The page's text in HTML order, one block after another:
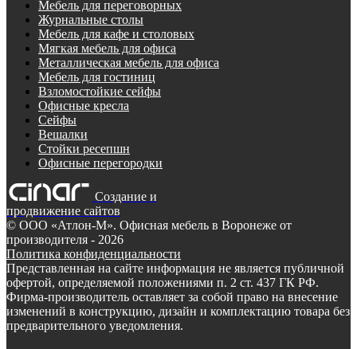
Мебель для переговорных
Журнальные столы
Мебель для кафе и столовых
Мягкая мебель для офиса
Металлическая мебель для офиса
Мебель для гостиниц
Взломостойкие сейфы
Офисные кресла
Сейфы
Вешалки
Стойки ресепшн
Офисные перегородки
Создание и
продвижение сайтов
© ООО «Атлон-М». Офисная мебель в Воронеже от
производителя - 2026
Политика конфиденциальности
Представленная на сайте информация не является публичной
офертой, определяемой положениями п. 2 ст. 437 ГК РФ.
Фирма-производитель оставляет за собой право на внесение
изменений в конструкцию, дизайн и комплектацию товара без
предварительного уведомления.